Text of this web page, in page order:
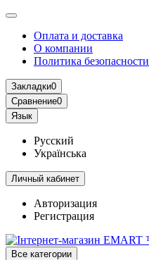
Оплата и доставка
О компании
Политика безопасности
Закладки0
Сравнение0
Язык
Русский
Українська
Личный кабинет
Авторизация
Регистрация
Все категории